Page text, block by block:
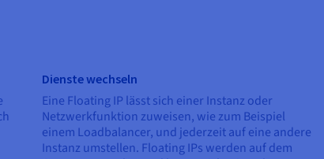
Dienste wechseln
Eine Floating IP lässt sich einer Instanz oder
Netzwerkfunktion zuweisen, wie zum Beispiel
einem Loadbalancer, und jederzeit auf eine andere
Instanz umstellen. Floating IPs werden auf dem